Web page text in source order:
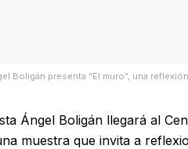
Boligán presenta “El muro”, una
Ángel Boligán llegará al
muestra que invita a